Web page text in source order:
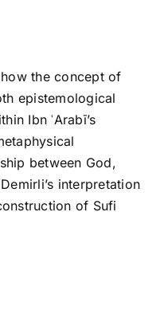
the concept of
epistemological
Ibn ʿArabī’s
between God,
interpretation
of Sufi